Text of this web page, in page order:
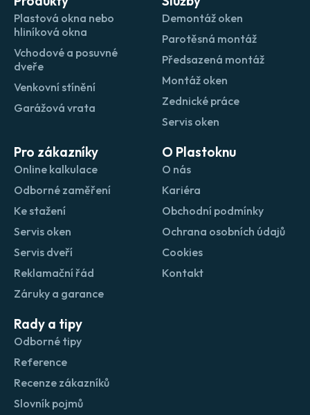
Plastová okna nebo
hliníková okna
Vchodové a posuvné
dveře
Venkovní stínění
Garážová vrata
Demontáž oken
Parotěsná montáž
Předsazená montáž
Montáž oken
Zednické práce
Servis oken
Pro zákazníky
Online kalkulace
Odborné zaměření
Ke stažení
Servis oken
Servis dveří
Reklamační řád
Záruky a garance
O Plastoknu
O nás
Kariéra
Obchodní podmínky
Ochrana osobních údajů
Cookies
Kontakt
Rady a tipy
Odborné tipy
Reference
Recenze zákazníků
Slovník pojmů